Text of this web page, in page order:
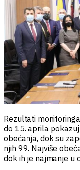
Rezultati
do 15. aprila
obećanja, dok su
njih 99. Najviše
dok ih je najmanje u